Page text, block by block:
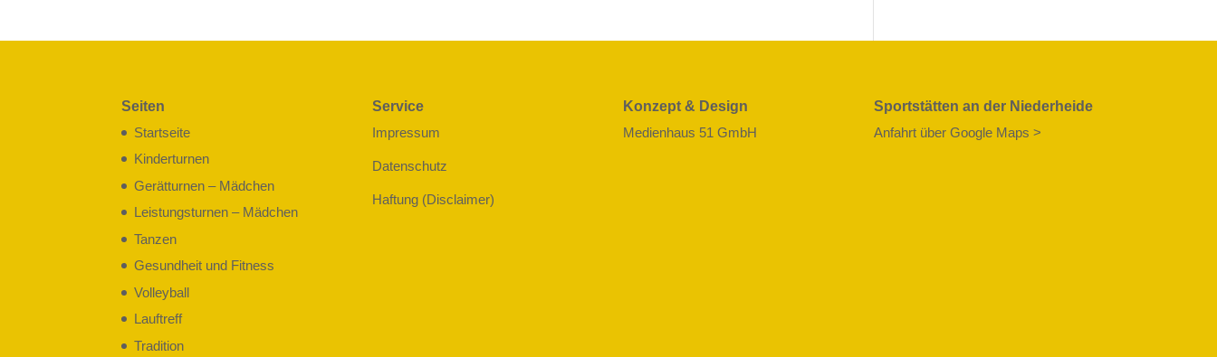
Seiten
Startseite
Kinderturnen
Gerätturnen – Mädchen
Leistungsturnen – Mädchen
Tanzen
Gesundheit und Fitness
Volleyball
Lauftreff
Tradition
Service
Impressum
Datenschutz
Haftung (Disclaimer)
Konzept & Design
Medienhaus 51 GmbH
Sportstätten an der Niederheide
Anfahrt über Google Maps >